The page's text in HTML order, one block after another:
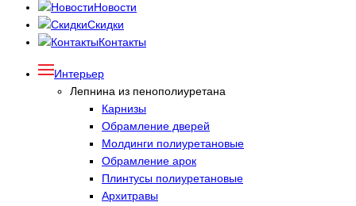
Новости
Скидки
Контакты
Интерьер
Лепнина из пенополиуретана
Карнизы
Обрамление дверей
Молдинги полиуретановые
Обрамление арок
Плинтусы полиуретановые
Архитравы